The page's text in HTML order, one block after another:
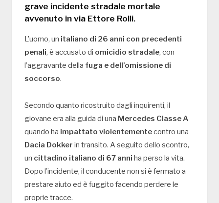
grave incidente stradale mortale
avvenuto invia Ettore Rolli.
L’uomo, un italiano di 26 anni con precedenti
penali, è accusato di omicidio stradale, con
l’aggravante della fuga e dell’omissione di
soccorso.
Secondo quanto ricostruito dagli inquirenti, il
giovane era alla guida di una Mercedes Classe A
quando ha impattato violentementecontro una
Dacia Dokker in transito. A seguito dello scontro,
un cittadino italiano di 67 anni ha perso la vita.
Dopo l’incidente, il conducente non si è fermato a
prestare aiuto ed è fuggito facendo perdere le
proprie tracce.